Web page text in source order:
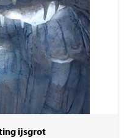
ijsgrot